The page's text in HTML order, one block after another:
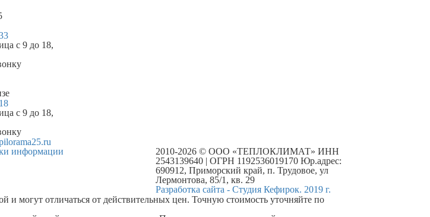
с 9 до 18,
с 9 до 18,
информации
2010-2026 © ООО «ТЕПЛОКЛИМАТ» ИНН
2543139640 | ОГРН 1192536019170 Юр.адрес:
690912, Приморский край, п. Трудовое, ул
Лермонтова, 85/1, кв. 29
Разработка сайта - Студия Кефирок. 2019 г.
могут отличаться от действительных цен. Точную стоимость уточняйте по